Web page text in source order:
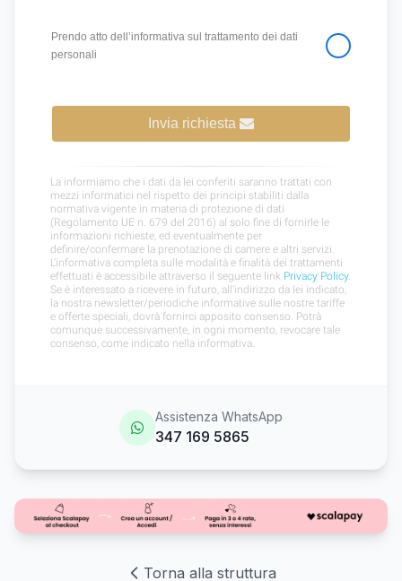
Assistenza WhatsApp
347 169 5865
Torna alla struttura